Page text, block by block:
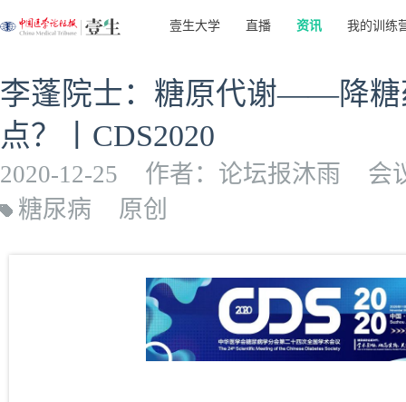
壹生大学 直播 资讯 我的训练
李蓬院士：糖原代谢——降糖
点？丨CDS2020
2020-12-25 作者：论坛报沐雨
会
糖尿病
原创